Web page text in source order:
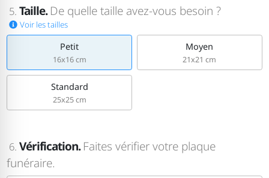
5. Taille. De quelle taille avez-vous besoin ?
Voir les tailles
Petit
16x16 cm
Moyen
21x21 cm
Standard
25x25 cm
6. Vérification. Faites vérifier votre plaque
funéraire.